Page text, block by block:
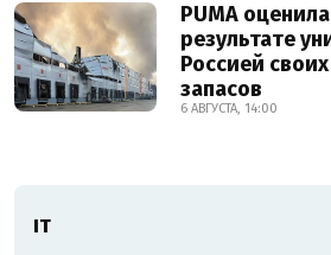
PUMA
результате
Россией
запасов
6 АВГУСТА, 14:00
ІТ